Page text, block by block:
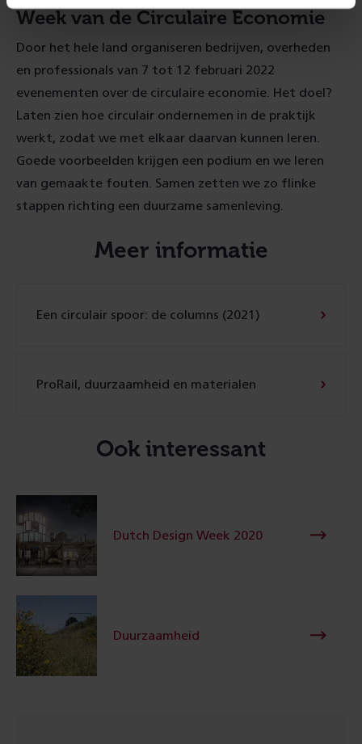
Week van de Circulaire Economie
Door het hele land organiseren bedrijven, overheden
en professionals van 7 tot 12 februari 2022
evenementen over de circulaire economie. Het doel?
Laten zien hoe circulair ondernemen in de praktijk
werkt, zodat we met elkaar daarvan kunnen leren.
Goede voorbeelden krijgen een podium en we leren
van gemaakte fouten. Samen zetten we zo flinke
stappen richting een duurzame samenleving.
Meer informatie
Een circulair spoor: de columns (2021)
ProRail, duurzaamheid en materialen
Ook interessant
Dutch Design Week 2020
Duurzaamheid